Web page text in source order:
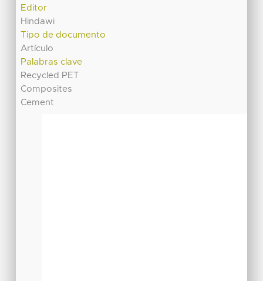
Editor
Hindawi
Tipo de documento
Artículo
Palabras clave
Recycled PET
Composites
Cement